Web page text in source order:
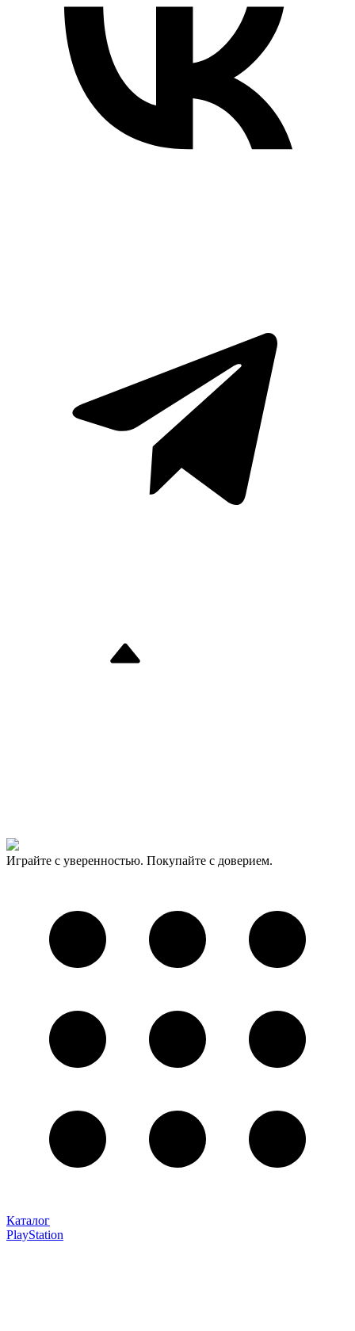
Играйте с уверенностью. Покупайте с доверием.
Каталог
PlayStation